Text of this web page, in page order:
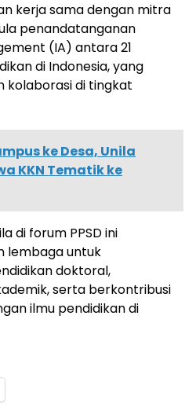
kerja sama dengan mitra
penandatanganan
(IA) antara 21
di Indonesia, yang
kolaborasi di tingkat
ke Desa, Unila
KKN Tematik ke
di forum PPSD ini
lembaga untuk
doktoral,
serta berkontribusi
ilmu pendidikan di